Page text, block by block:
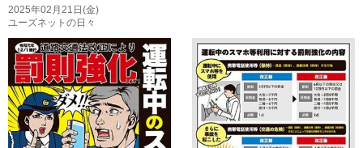
ア
る
2025年02月21日(金)
ユーズネットの日々